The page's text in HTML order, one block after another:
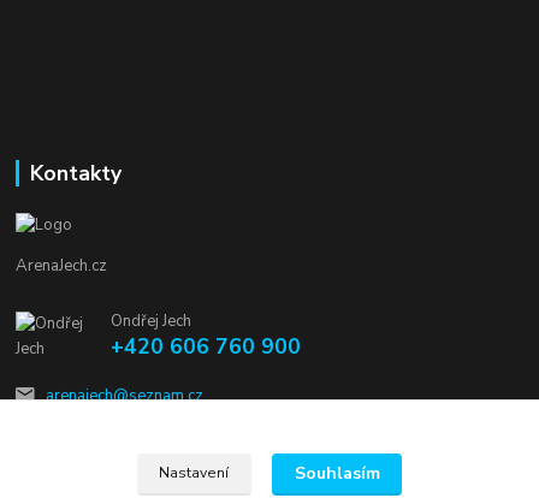
Kontakty
ArenaJech.cz
Ondřej Jech
+420 606 760 900
arenajech@seznam.cz
Nastavení Souhlasím